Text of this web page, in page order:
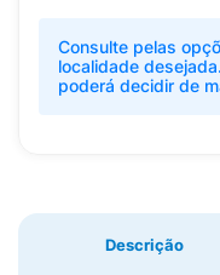
Consulte pelas
localidade
poderá decidir de
Descrição